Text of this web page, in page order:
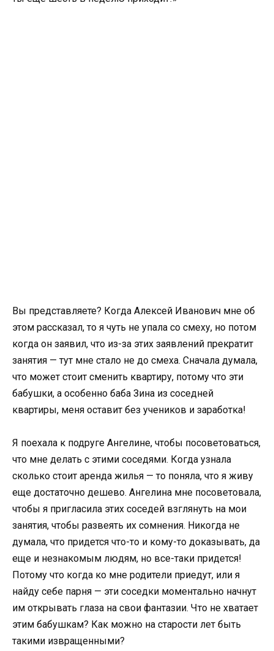
Вы представляете? Когда Алексей Иванович мне об
этом рассказал, то я чуть не упала со смеху, но потом
когда он заявил, что из-за этих заявлений прекратит
занятия — тут мне стало не до смеха. Сначала думала,
что может стоит сменить квартиру, потому что эти
бабушки, а особенно баба Зина из соседней
квартиры, меня оставит без учеников и заработка!
Я поехала к подруге Ангелине, чтобы посоветоваться,
что мне делать с этими соседями. Когда узнала
сколько стоит аренда жилья — то поняла, что я живу
еще достаточно дешево. Ангелина мне посоветовала,
чтобы я пригласила этих соседей взглянуть на мои
занятия, чтобы развеять их сомнения. Никогда не
думала, что придется что-то и кому-то доказывать, да
еще и незнакомым людям, но все-таки придется!
Потому что когда ко мне родители приедут, или я
найду себе парня — эти соседки моментально начнут
им открывать глаза на свои фантазии. Что не хватает
этим бабушкам? Как можно на старости лет быть
такими извращенными?